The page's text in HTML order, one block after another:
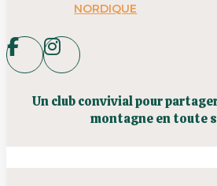
NORDIQUE
Un club convivial pour
montagne en toute